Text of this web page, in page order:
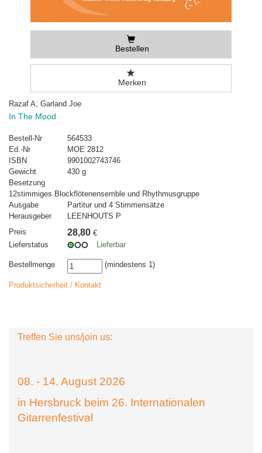
Bestellen
Merken
Razaf A; Garland Joe
In The Mood
Bestell-Nr
564533
Ed.-Nr
MOE 2812
ISBN
9901002743746
Gewicht
430 g
Besetzung
12stimmiges Blockflötenensemble und Rhythmusgruppe
Ausgabe
Partitur und 4 Stimmensätze
Herausgeber
LEENHOUTS P
Preis
28,80 €
Lieferstatus
Lieferbar
Bestellmenge (mindestens 1)
Produktsicherheit / Kontakt
Treffen Sie uns/join us:
08. - 14. August 2026
in Hersbruck beim 26. Internationalen
Gitarrenfestival